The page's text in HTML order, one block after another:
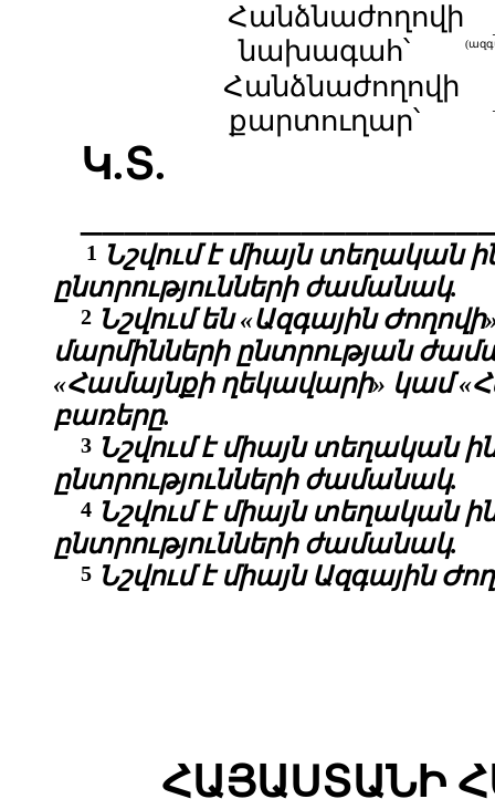
Հանձնաժողովի
նախագահ՝
Հանձնաժողովի
քարտուղար՝
Կ.Տ.
1 Նշվում է միայն տեղական
ընտրությունների ժամանակ.
2 Նշվում են «Ազգային
մարմինների ընտրության
«Համայնքի ղեկավարի» կամ
բառերը.
3 Նշվում է միայն տեղական
ընտրությունների ժամանակ.
4 Նշվում է միայն տեղական
ընտրությունների ժամանակ.
5 Նշվում է միայն Ազգային
ՀԱՅԱՍՏԱՆԻ